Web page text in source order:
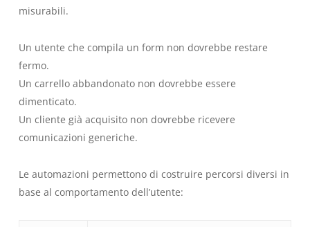
misurabili.
Un utente che compila un form non dovrebbe restare
fermo.
Un carrello abbandonato non dovrebbe essere
dimenticato.
Un cliente già acquisito non dovrebbe ricevere
comunicazioni generiche.
Le automazioni permettono di costruire percorsi diversi in
base al comportamento dell’utente: